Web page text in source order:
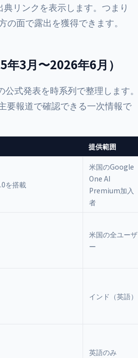
リンクを表示します。つまり
の面で露出を獲得できます。
3月〜2026年6月）
式発表を時系列で整理します。
要報道で確認できる一次情報で
提供範囲
を搭載
米国のGoogle
One AI
Premium加入
者
米国の全ユーザ
ー
インド（英語）
英語のみ